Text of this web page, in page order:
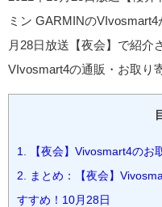
ミン GARMINの
月28日放送【夜会】で紹介
VIvosmart4の通販・お取り
1. 【夜会】Vivosmart4のお
2. まとめ：【夜会】
すすめ！10月28日